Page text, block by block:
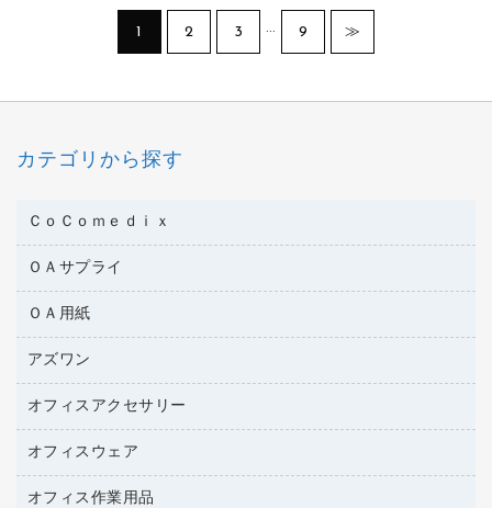
1 2 3 … 9 ≫
カテゴリから探す
ＣｏＣｏｍｅｄｉｘ
医療・介護用品
ＯＡサプライ
インクカートリッジ
トナーカートリッジ
ファクシミリトナー
プリンタ用リボン
ＯＡ用紙
インクジェットプリンタ用紙
その他コピー用紙・プリンタ用紙
ハガキ用紙
ファクシミリ用紙
アズワン
医療・介護用品（食品・飲料・食添製品）
研究・環境管理用品
オフィスアクセサリー
オフィスアクセサリー
オフィスウェア
アウター
オフィス作業用品